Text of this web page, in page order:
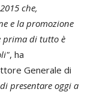
che,
e la promozione
prima di tutto è
, ha
Generale di
presentare oggi a